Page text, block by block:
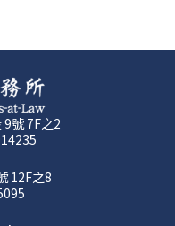
號 7F之2
12F之8